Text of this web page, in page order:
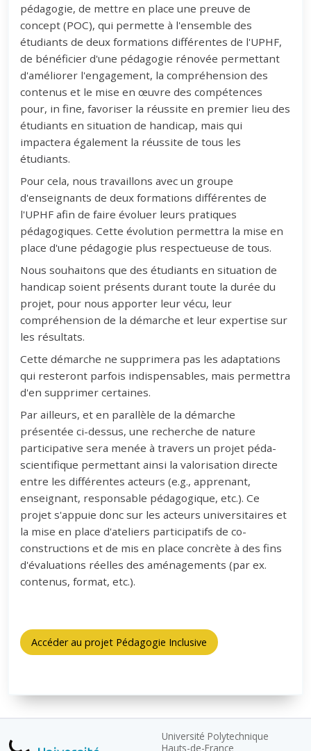
pédagogie, de mettre en place une preuve de
concept (POC), qui permette à l'ensemble des
étudiants de deux formations différentes de l'UPHF,
de bénéficier d'une pédagogie rénovée permettant
d'améliorer l'engagement, la compréhension des
contenus et le mise en œuvre des compétences
pour, in fine, favoriser la réussite en premier lieu des
étudiants en situation de handicap, mais qui
impactera également la réussite de tous les
étudiants.
Pour cela, nous travaillons avec un groupe
d'enseignants de deux formations différentes de
l'UPHF afin de faire évoluer leurs pratiques
pédagogiques. Cette évolution permettra la mise en
place d'une pédagogie plus respectueuse de tous.
Nous souhaitons que des étudiants en situation de
handicap soient présents durant toute la durée du
projet, pour nous apporter leur vécu, leur
compréhension de la démarche et leur expertise sur
les résultats.
Cette démarche ne supprimera pas les adaptations
qui resteront parfois indispensables, mais permettra
d'en supprimer certaines.
Par ailleurs, et en parallèle de la démarche
présentée ci-dessus, une recherche de nature
participative sera menée à travers un projet péda-
scientifique permettant ainsi la valorisation directe
entre les différentes acteurs (e.g., apprenant,
enseignant, responsable pédagogique, etc.). Ce
projet s'appuie donc sur les acteurs universitaires et
la mise en place d'ateliers participatifs de co-
constructions et de mis en place concrète à des fins
d'évaluations réelles des aménagements (par ex.
contenus, format, etc.).
Accéder au projet Pédagogie Inclusive
Université Polytechnique
Hauts-de-France